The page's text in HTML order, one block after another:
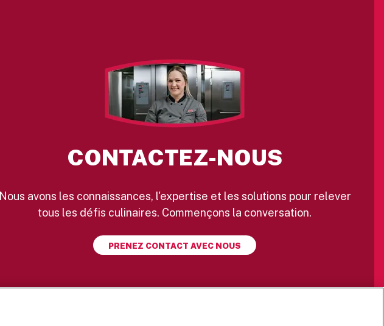
CONTACTEZ-NOUS
Nous avons les connaissances, l'expertise et les solutions pour relever
tous les défis culinaires. Commençons la conversation.
PRENEZ CONTACT AVEC NOUS